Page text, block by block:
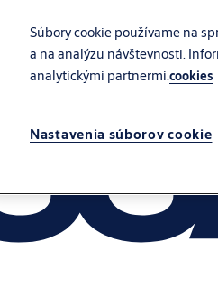
Súbory cookie používame na
a na analýzu návštevnosti.
analytickými partnermi.cookies
Nastavenia súborov cookie